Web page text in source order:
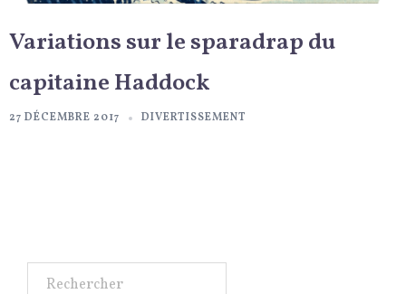
Variations sur le sparadrap du
capitaine Haddock
27 DÉCEMBRE 2017 DIVERTISSEMENT
Rechercher